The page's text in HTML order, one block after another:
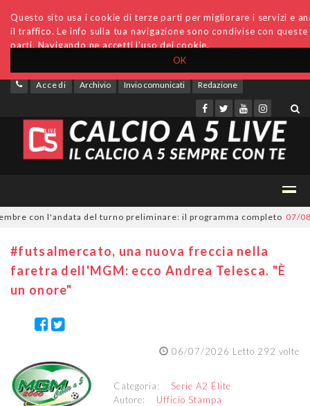
OK
Questo sito usa i cookie di terze parti per migliorare i servizi e
il traffico. Le info sulla tua navigazione sono condivise con
parti. Navigando ne accetti l'uso dei cookie.
Accedi Archivio Invio comunicati Redazione
con l'andata del turno preliminare: il programma completo 07/08/
#futsalmercato, una nuova freccia nella
faretra dell'MGM: ecco Andrea Telesca. "È
un onore"
06/07/2026 Letto 292 volte
Categoria: Serie A2 Élite
Autore: Ufficio Stampa